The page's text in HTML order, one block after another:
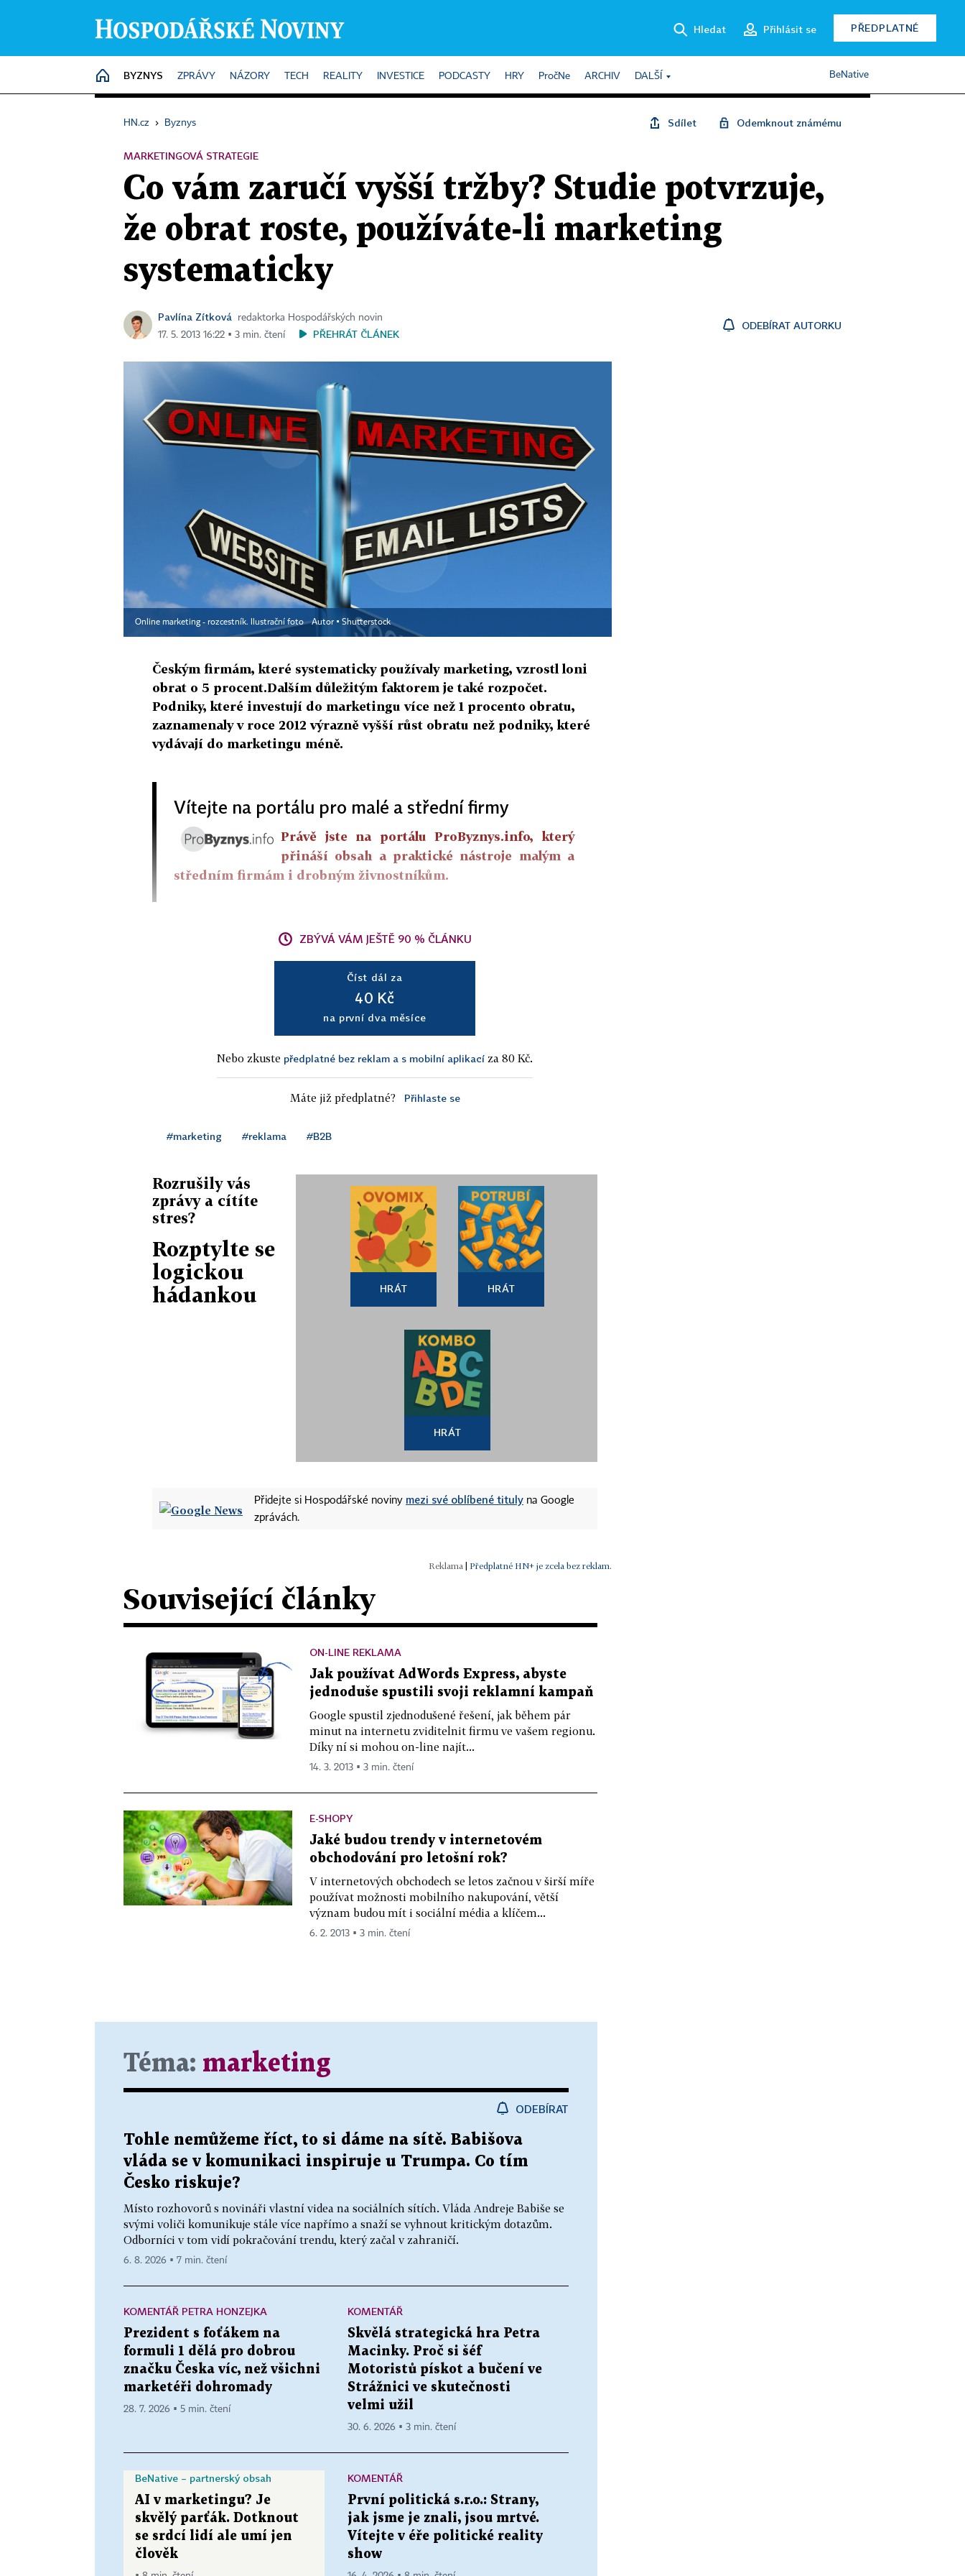
Hledat Přihlásit se PŘEDPLATNÉ
HOME
BYZNYS ZPRÁVY NÁZORY TECH REALITY INVESTICE PODCASTY HRY PročNe ARCHIV DALŠÍ BeNative
HN.cz › Byznys Sdílet Odemknout známému
MARKETINGOVÁ STRATEGIE
Co vám zaručí vyšší tržby? Studie potvrzuje,
že obrat roste, používáte-li marketing
systematicky
Pavlína Zítková
redaktorka Hospodářských novin
17. 5. 2013 16:22 ▪ 3 min. čtení
PŘEHRÁT ČLÁNEK
ODEBÍRAT AUTORKU
Online marketing - rozcestník. Ilustrační foto Autor ▪ Shutterstock
Českým firmám, které systematicky používaly marketing, vzrostl loni
obrat o 5 procent.Dalším důležitým faktorem je také rozpočet.
Podniky, které investují do marketingu více než 1 procento obratu,
zaznamenaly v roce 2012 výrazně vyšší růst obratu než podniky, které
vydávají do marketingu méně.
Vítejte na portálu pro malé a střední firmy
Právě jste na portálu ProByznys.info, který
přináší obsah a praktické nástroje malým a
středním firmám i drobným živnostníkům.
ZBÝVÁ VÁM JEŠTĚ 90 % ČLÁNKU
Číst dál za
40 Kč
na první dva měsíce
Nebo zkuste předplatné bez reklam a s mobilní aplikací za 80 Kč.
Máte již předplatné? Přihlaste se
#marketing #reklama #B2B
Rozrušily vás
zprávy a cítíte
stres?
Rozptylte se
logickou
hádankou
HRÁT HRÁT
HRÁT
Přidejte si Hospodářské noviny mezi své oblíbené tituly na Google
zprávách.
| Předplatné HN+ je zcela bez reklam.
Související články
ON-LINE REKLAMA
Jak používat AdWords Express, abyste
jednoduše spustili svoji reklamní kampaň
Google spustil zjednodušené řešení, jak během pár
minut na internetu zviditelnit firmu ve vašem regionu.
Díky ní si mohou on-line najít...
14. 3. 2013 ▪ 3 min. čtení
E-SHOPY
Jaké budou trendy v internetovém
obchodování pro letošní rok?
V internetových obchodech se letos začnou v širší míře
používat možnosti mobilního nakupování, větší
význam budou mít i sociální média a klíčem...
6. 2. 2013 ▪ 3 min. čtení
Téma: marketing
ODEBÍRAT
Tohle nemůžeme říct, to si dáme na sítě. Babišova
vláda se v komunikaci inspiruje u Trumpa. Co tím
Česko riskuje?
Místo rozhovorů s novináři vlastní videa na sociálních sítích. Vláda Andreje Babiše se
svými voliči komunikuje stále více napřímo a snaží se vyhnout kritickým dotazům.
Odborníci v tom vidí pokračování trendu, který začal v zahraničí.
6. 8. 2026 ▪ 7 min. čtení
KOMENTÁŘ PETRA HONZEJKA
Prezident s foťákem na
formuli 1 dělá pro dobrou
značku Česka víc, než všichni
marketéři dohromady
28. 7. 2026 ▪ 5 min. čtení
KOMENTÁŘ
Skvělá strategická hra Petra
Macinky. Proč si šéf
Motoristů pískot a bučení ve
Strážnici ve skutečnosti
velmi užil
30. 6. 2026 ▪ 3 min. čtení
BeNative – partnerský obsah
AI v marketingu? Je
skvělý parťák. Dotknout
se srdcí lidí ale umí jen
člověk
KOMENTÁŘ
První politická s.r.o.: Strany,
jak jsme je znali, jsou mrtvé.
Vítejte v éře politické reality
show